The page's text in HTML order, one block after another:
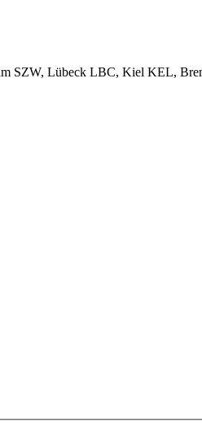
SZW, Lübeck LBC, Kiel KEL,